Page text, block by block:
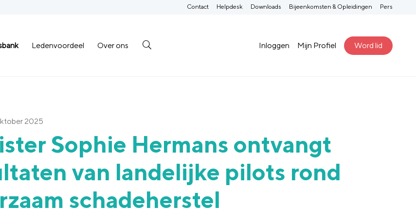
Ledenvoordeel Over ons Inloggen Mijn Profiel Word lid
Contact Helpdesk Downloads Bijeenkomsten & Opleidingen Pers
2025
Sophie Hermans ontvangt
van landelijke pilots rond
schadeherstel